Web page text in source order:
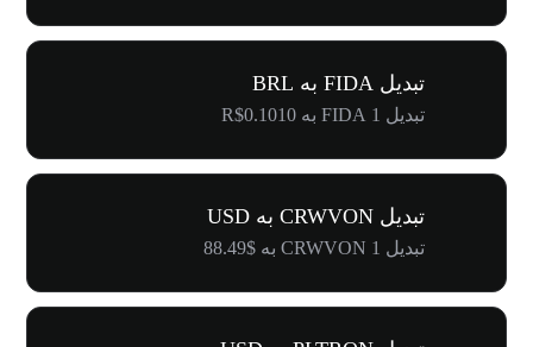
تبدیل FIDA به BRL
تبدیل 1 FIDA به R$0.1010
تبدیل CRWVON به USD
تبدیل 1 CRWVON به $88.49